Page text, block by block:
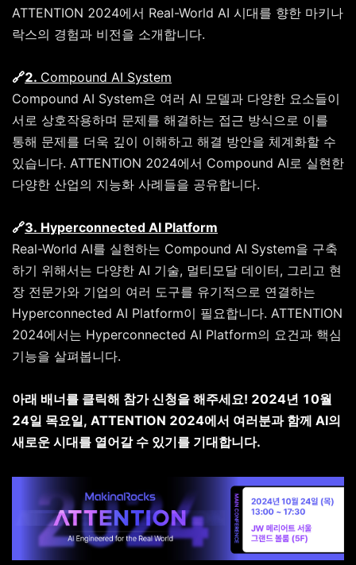
ATTENTION 2024에서 Real-World AI 시대를 향한 마키나
락스의 경험과 비전을 소개합니다.
🔗2. Compound AI System
Compound AI System은 여러 AI 모델과 다양한 요소들이
서로 상호작용하며 문제를 해결하는 접근 방식으로 이를
통해 문제를 더욱 깊이 이해하고 해결 방안을 체계화할 수
있습니다. ATTENTION 2024에서 Compound AI로 실현한
다양한 산업의 지능화 사례들을 공유합니다.
🔗3. Hyperconnected AI Platform
Real-World AI를 실현하는 Compound AI System을 구축
하기 위해서는 다양한 AI 기술, 멀티모달 데이터, 그리고 현
장 전문가와 기업의 여러 도구를 유기적으로 연결하는
Hyperconnected AI Platform이 필요합니다. ATTENTION
2024에서는 Hyperconnected AI Platform의 요건과 핵심
기능을 살펴봅니다.
아래 배너를 클릭해 참가 신청을 해주세요! 2024년 10월
24일 목요일, ATTENTION 2024에서 여러분과 함께 AI의
새로운 시대를 열어갈 수 있기를 기대합니다.